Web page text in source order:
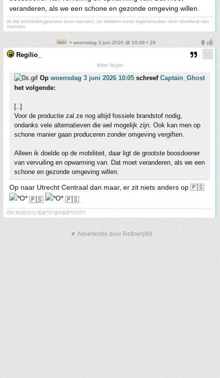
veranderen, als we een schone en gezonde omgeving willen.
Al die ontdekkingsreizen door mensen, ze hebben nooit tegenhouden door domheid van
mensen
• woensdag 3 juni 2026 @ 10:08 • 28
Regilio_
Witte Neger
Op woensdag 3 juni 2026 10:05 schreef Captain_Ghost
het volgende:
[..]
Voor de productie zal ze nog altijd fossiele brandstof nodig,
ondanks vele alternatieven die wel mogelijk zijn. Ook kan men op
schone manier gaan produceren zonder omgeving vergiften.
Alleen ik doelde op de mobiliteit, daar ligt de grootste boosdoener
van vervuiling en opwarming van. Dat moet veranderen, als we een
schone en gezonde omgeving willen.
Op naar Utrecht Centraal dan maar, er zit niets anders op 🇵🇸
🇵🇸
🇵🇸
OH NOES!!1*&@^!!*@!!@$*^!!!!!!!!
▼ Advertentie door Refinery89